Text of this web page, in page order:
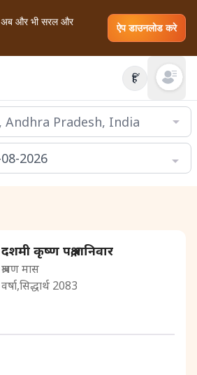
और भी सरल और
ऐप डाउनलोड करे
हिं Open
2026
दशमी कृष्ण पक्ष,शनिवार
श्रावण मास
वर्षा,सिद्धार्थ 2083